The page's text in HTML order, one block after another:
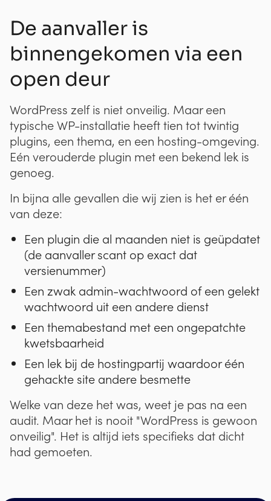
De aanvaller is
binnengekomen via een
open deur
WordPress zelf is niet onveilig. Maar een
typische WP-installatie heeft tien tot twintig
plugins, een thema, en een hosting-omgeving.
Eén verouderde plugin met een bekend lek is
genoeg.
In bijna alle gevallen die wij zien is het er één
van deze:
Een plugin die al maanden niet is geüpdatet
(de aanvaller scant op exact dat
versienummer)
Een zwak admin-wachtwoord of een gelekt
wachtwoord uit een andere dienst
Een themabestand met een ongepatchte
kwetsbaarheid
Een lek bij de hostingpartij waardoor één
gehackte site andere besmette
Welke van deze het was, weet je pas na een
audit. Maar het is nooit "WordPress is gewoon
onveilig". Het is altijd iets specifieks dat dicht
had gemoeten.